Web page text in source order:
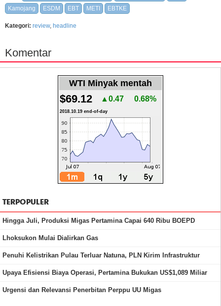
Kamojang
ESDM EBT METI EBTKE
Kategori: review, headline
Komentar
WTI Minyak mentah
$69.12 ▲0.47 0.68%
2018.10.19 end-of-day
TERPOPULER
Hingga Juli, Produksi Migas Pertamina Capai 640 Ribu BOEPD
Lhoksukon Mulai Dialirkan Gas
Penuhi Kelistrikan Pulau Terluar Natuna, PLN Kirim Infrastruktur
Upaya Efisiensi Biaya Operasi, Pertamina Bukukan US$1,089 Miliar
Urgensi dan Relevansi Penerbitan Perppu UU Migas